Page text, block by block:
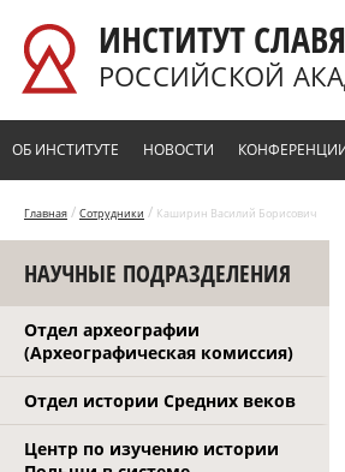
ИНСТИТУТ
РОССИЙСКОЙ
ОБ ИНСТИТУТЕ НОВОСТИ
Главная / Сотрудники / Каширин Василий Борисович
НАУЧНЫЕ ПОДРАЗДЕЛЕНИЯ
Отдел археографии
(Археографическая комиссия)
Отдел истории Средних веков
Центр по изучению истории